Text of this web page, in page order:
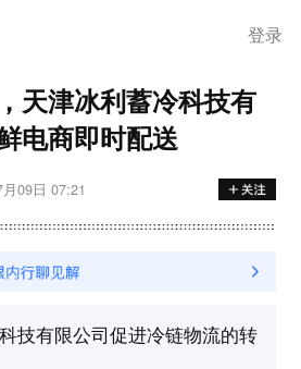
登录
天津冰利蓄冷科技有
电商即时配送
09日 07:21
技有限公司促进冷链物流的转